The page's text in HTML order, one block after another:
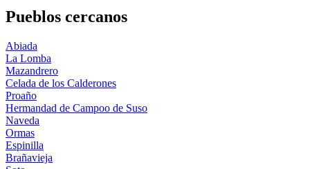
Pueblos cercanos
Abiada
La Lomba
Mazandrero
Celada de los Calderones
Proaño
Hermandad de Campoo de Suso
Naveda
Ormas
Espinilla
Brañavieja